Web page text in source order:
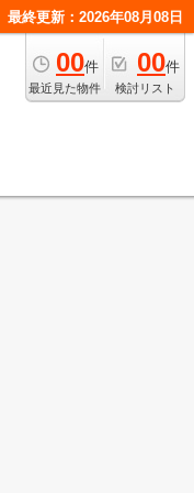
最終更新：2026年08月08日
00件
最近見た物件
00件
検討リスト